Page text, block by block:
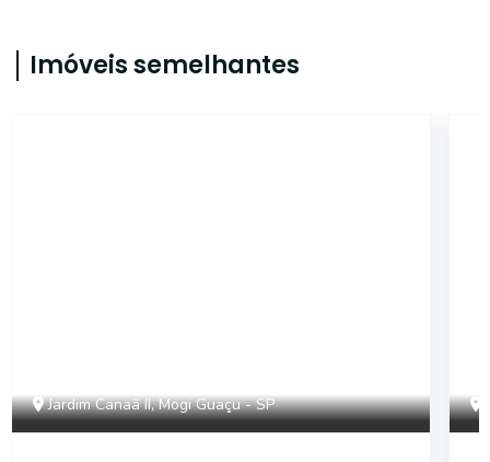
Imóveis semelhantes
Jardim Canaã II, Mogi Guaçu - SP